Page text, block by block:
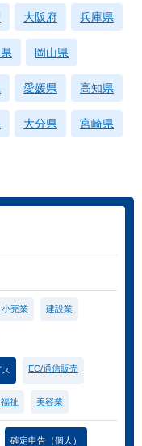
大阪府 兵庫県
岡山県
愛媛県 高知県
大分県 宮崎県
小売業 建設業
EC/通信販売
祉 美容業
確定申告（個人）